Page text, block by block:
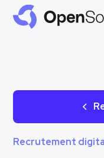
Recrutement